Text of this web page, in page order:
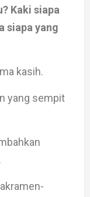
Kaki siapa
siapa yang
kasih.
yang sempit